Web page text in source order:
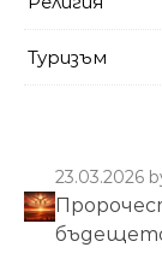
Туризъм
23.03.2026